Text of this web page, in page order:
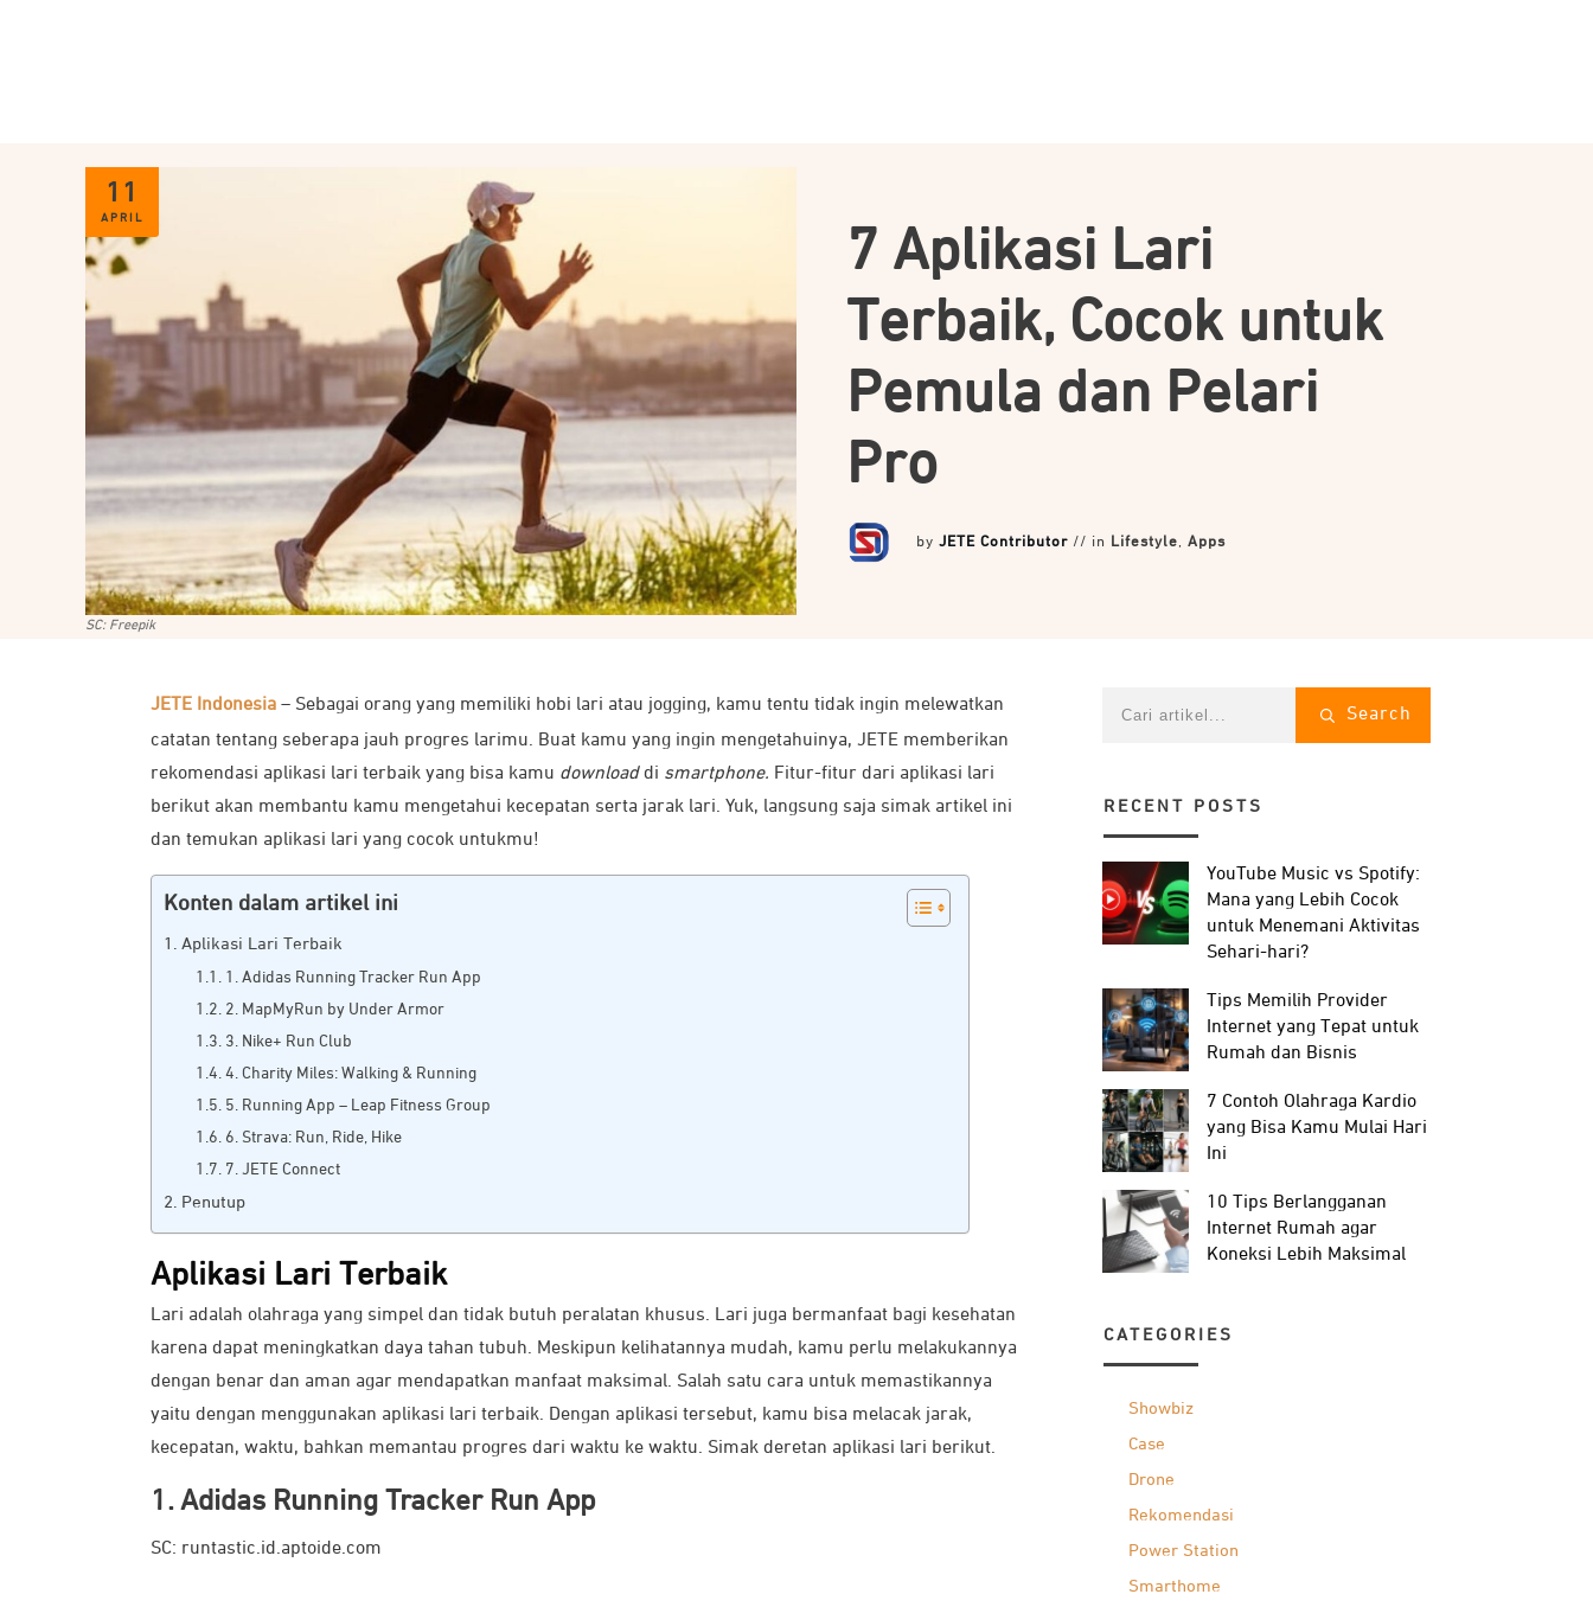
11
APRIL
SC: Freepik
7 Aplikasi Lari
Terbaik, Cocok untuk
Pemula dan Pelari
Pro
byJETE Contributor // in Lifestyle,Apps
JETE Indonesia – Sebagai orang yang memiliki hobi lari atau jogging, kamu tentu tidak ingin melewatkan
catatan tentang seberapa jauh progres larimu. Buat kamu yang ingin mengetahuinya, JETE memberikan
rekomendasi aplikasi lari terbaik yang bisa kamu downloaddi smartphone. Fitur-fitur dari aplikasi lari
berikut akan membantu kamu mengetahui kecepatan serta jarak lari. Yuk, langsung saja simak artikel ini
dan temukan aplikasi lari yang cocok untukmu!
Konten dalam artikel ini
Aplikasi Lari Terbaik
1. Adidas Running Tracker Run App
2. MapMyRun by Under Armor
3. Nike+ Run Club
4. Charity Miles: Walking & Running
5. Running App – Leap Fitness Group
6. Strava: Run, Ride, Hike
7. JETE Connect
Penutup
Aplikasi Lari Terbaik
Lari adalah olahraga yang simpel dan tidak butuh peralatan khusus. Lari juga bermanfaat bagi kesehatan
karena dapat meningkatkan daya tahan tubuh. Meskipun kelihatannya mudah, kamu perlu melakukannya
dengan benar dan aman agar mendapatkan manfaat maksimal. Salah satu cara untuk memastikannya
yaitu dengan menggunakan aplikasi lari terbaik. Dengan aplikasi tersebut, kamu bisa melacak jarak,
kecepatan, waktu, bahkan memantau progres dari waktu ke waktu. Simak deretan aplikasi lari berikut.
1. Adidas Running Tracker Run App
SC: runtastic.id.aptoide.com
Search
RECENT POSTS
YouTube Music vs Spotify:
Mana yang Lebih Cocok
untuk Menemani Aktivitas
Sehari-hari?
Tips Memilih Provider
Internet yang Tepat untuk
Rumah dan Bisnis
7 Contoh Olahraga Kardio
yang Bisa Kamu Mulai Hari
Ini
10 Tips Berlangganan
Internet Rumah agar
Koneksi Lebih Maksimal
CATEGORIES
Showbiz
Case
Drone
Rekomendasi
Power Station
Smarthome